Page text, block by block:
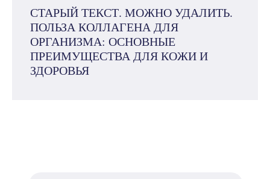
СТАРЫЙ ТЕКСТ. МОЖНО УДАЛИТЬ.
ПОЛЬЗА КОЛЛАГЕНА ДЛЯ
ОРГАНИЗМА: ОСНОВНЫЕ
ПРЕИМУЩЕСТВА ДЛЯ КОЖИ И
ЗДОРОВЬЯ